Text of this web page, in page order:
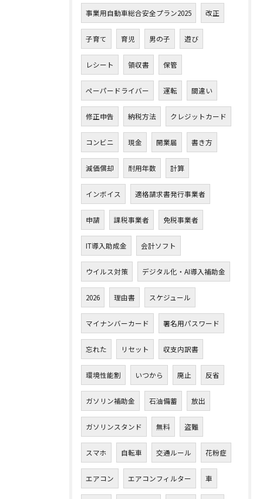
事業用自動車総合安全プラン2025 改正
子育て 育児 男の子 遊び
レシート 領収書 保管
ペーパードライバー 運転 間違い
修正申告 納税方法 クレジットカード
コンビニ 現金 開業届 書き方
減価償却 耐用年数 計算
インボイス 適格請求書発行事業者
申請 課税事業者 免税事業者
IT導入助成金 会計ソフト
ウイルス対策 デジタル化・AI導入補助金
2026 理由書 スケジュール
マイナンバーカード 署名用パスワード
忘れた リセット 収支内訳書
環境性能割 いつから 廃止 反省
ガソリン補助金 石油備蓄 放出
ガソリンスタンド 無料 盗難
スマホ 自転車 交通ルール 花粉症
エアコン エアコンフィルター 車